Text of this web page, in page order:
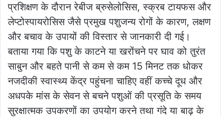
प्रशिक्षण के दौरान रेबीज ब्रुसेलोसिस, स्क्रब टायफस और
लेप्टोस्पायरोसिस जैसे प्रमुख पशुजन्य रोगों के कारण, लक्षण
और बचाव के उपायों की विस्तार से जानकारी दी गई।
बताया गया कि पशु के काटने या खरोंचने पर घाव को तुरंत
साबुन और बहते पानी से कम से कम 15 मिनट तक धोकर
नजदीकी स्वास्थ्य केंद्र पहुंचना चाहिए वहीं कच्चे दूध और
अधपके मांस के सेवन से बचने पशुओं की प्रसूति के समय
सुरक्षात्मक उपकरणों का उपयोग करने तथा गंदे या बाढ़ के